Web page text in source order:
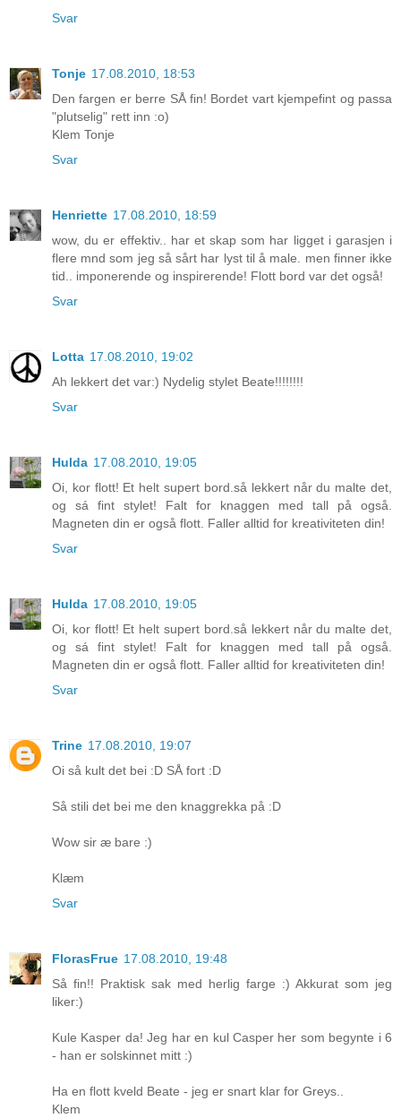
Svar
Tonje 17.08.2010, 18:53
Den fargen er berre SÅ fin! Bordet vart kjempefint og passa
"plutselig" rett inn :o)
Klem Tonje
Svar
Henriette 17.08.2010, 18:59
wow, du er effektiv.. har et skap som har ligget i garasjen i
flere mnd som jeg så sårt har lyst til å male. men finner ikke
tid.. imponerende og inspirerende! Flott bord var det også!
Svar
Lotta 17.08.2010, 19:02
Ah lekkert det var:) Nydelig stylet Beate!!!!!!!!
Svar
Hulda 17.08.2010, 19:05
Oi, kor flott! Et helt supert bord.så lekkert når du malte det,
og sá fint stylet! Falt for knaggen med tall på også.
Magneten din er også flott. Faller alltid for kreativiteten din!
Svar
Hulda 17.08.2010, 19:05
Oi, kor flott! Et helt supert bord.så lekkert når du malte det,
og sá fint stylet! Falt for knaggen med tall på også.
Magneten din er også flott. Faller alltid for kreativiteten din!
Svar
Trine 17.08.2010, 19:07
Oi så kult det bei :D SÅ fort :D
Så stili det bei me den knaggrekka på :D
Wow sir æ bare :)
Klæm
Svar
FlorasFrue 17.08.2010, 19:48
Så fin!! Praktisk sak med herlig farge :) Akkurat som jeg
liker:)
Kule Kasper da! Jeg har en kul Casper her som begynte i 6
- han er solskinnet mitt :)
Ha en flott kveld Beate - jeg er snart klar for Greys..
Klem